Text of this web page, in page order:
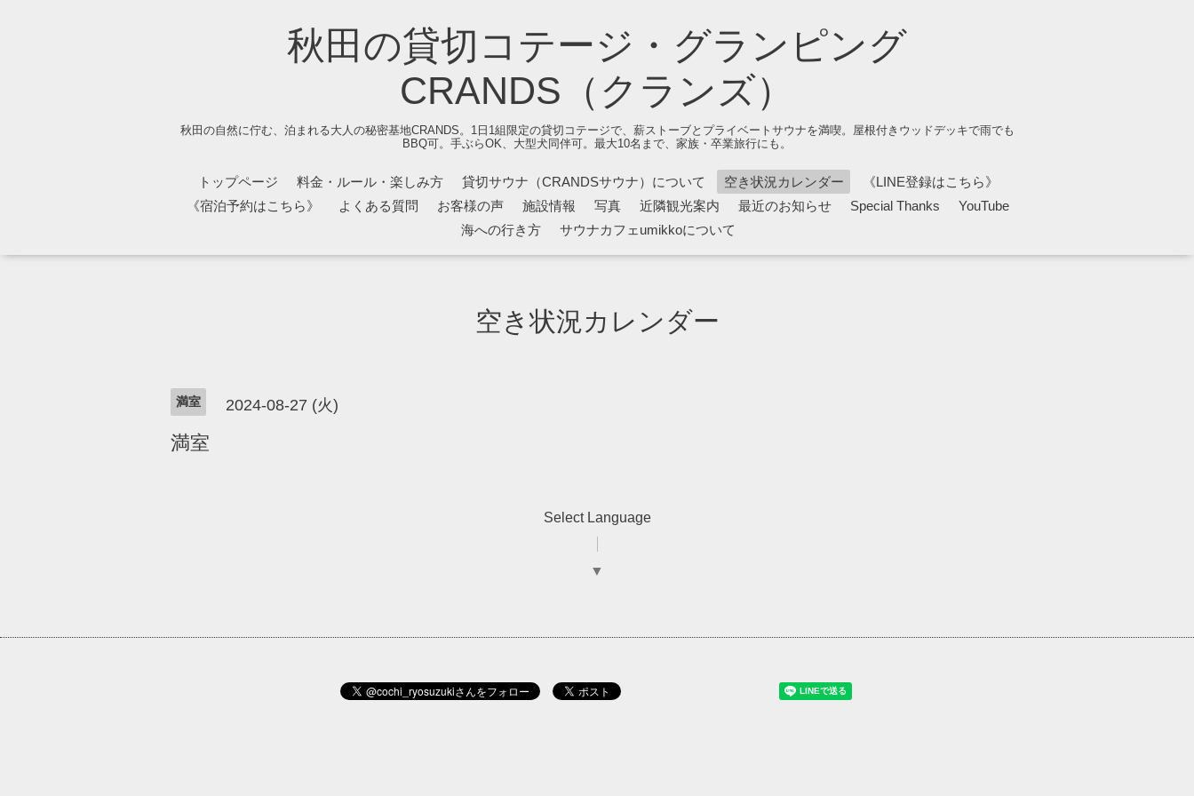
秋田の貸切コテージ・グランピング
CRANDS（クランズ）
秋田の自然に佇む、泊まれる大人の秘密基地CRANDS。1日1組限定の貸切コテージで、薪ストーブとプライベートサウナを満喫。屋根付きウッドデッキで雨でも
BBQ可。手ぶらOK、大型犬同伴可。最大10名まで、家族・卒業旅行にも。
トップページ 料金・ルール・楽しみ方 貸切サウナ（CRANDSサウナ）について 空き状況カレンダー
《LINE登録はこちら》
《宿泊予約はこちら》
よくある質問 お客様の声 施設情報 写真 近隣観光案内 最近のお知らせ Special Thanks
YouTube
海への行き方
サウナカフェumikkoについて
空き状況カレンダー
満室 2024-08-27 (火)
満室
Select Language
▼